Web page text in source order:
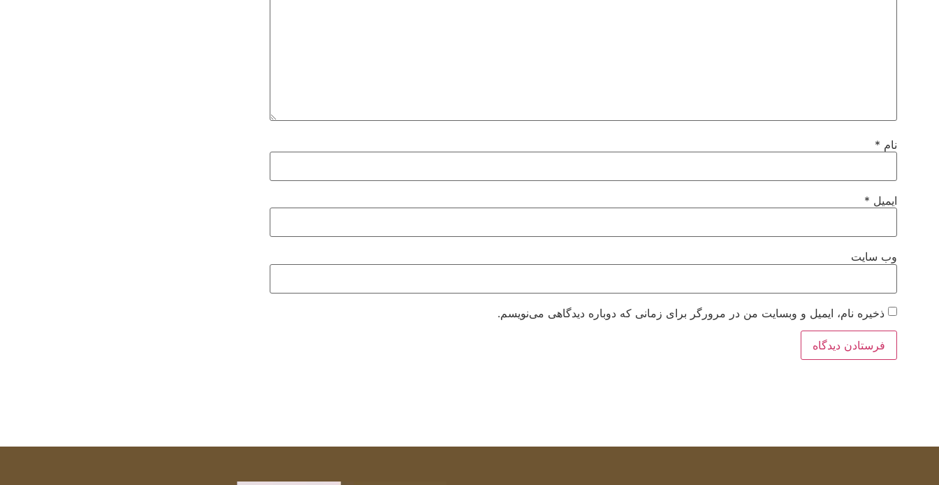
نام *
ایمیل *
وب‌ سایت
ذخیره نام، ایمیل و وبسایت من در مرورگر برای زمانی که دوباره دیدگاهی می‌نویسم.